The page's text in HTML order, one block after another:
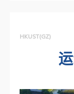
HKUST(GZ)